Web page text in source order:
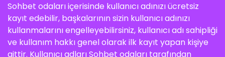
Sohbet odaları içerisinde kullanıcı adınızı ücretsiz
kayıt edebilir, başkalarının sizin kullanıcı adınızı
kullanmalarını engelleyebilirsiniz, kullanıcı adı sahipliği
ve kullanım hakkı genel olarak ilk kayıt yapan kişiye
aittir. Kullanıcı adları Sohbet odaları tarafından